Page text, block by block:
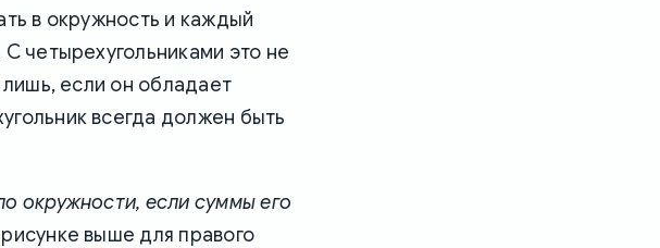
в окружность и каждый
четырехугольниками это не
лишь, если он обладает
всегда должен быть
окружности, если суммы его
выше для правого